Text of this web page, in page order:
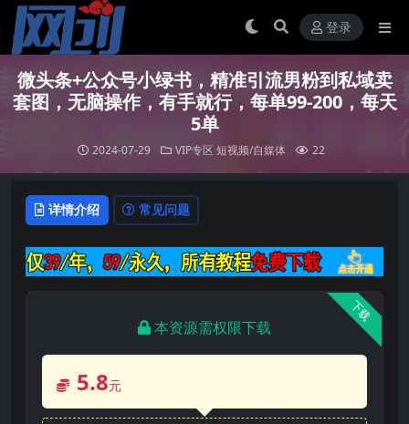
登录
微头条+公众号小绿书，精准引流男粉到私域卖
套图，无脑操作，有手就行，每单99-200，每天
5单
2024-07-29 VIP专区 短视频/自媒体 22
详情介绍 常见问题
下载
本资源需权限下载
5.8元